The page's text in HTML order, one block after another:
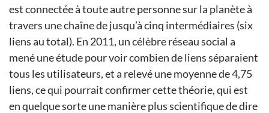
est connectée à toute autre personne sur la planète à
travers une chaîne de jusqu’à cinq intermédiaires (six
liens au total). En 2011, un célèbre réseau social a
mené une étude pour voir combien de liens séparaient
tous les utilisateurs, et a relevé une moyenne de 4,75
liens, ce qui pourrait confirmer cette théorie, qui est
en quelque sorte une manière plus scientifique de dire